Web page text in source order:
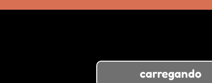
carregando